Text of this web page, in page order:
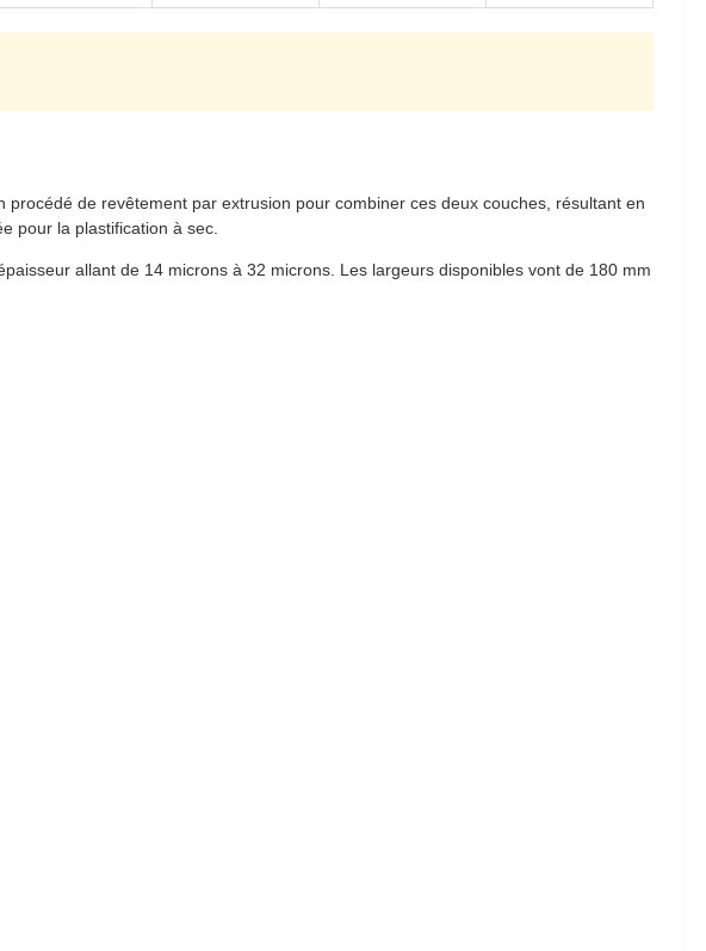
de revêtement par extrusion pour combiner ces deux couches, résultant en
pour la plastification à sec.
allant de 14 microns à 32 microns. Les largeurs disponibles vont de 180 mm